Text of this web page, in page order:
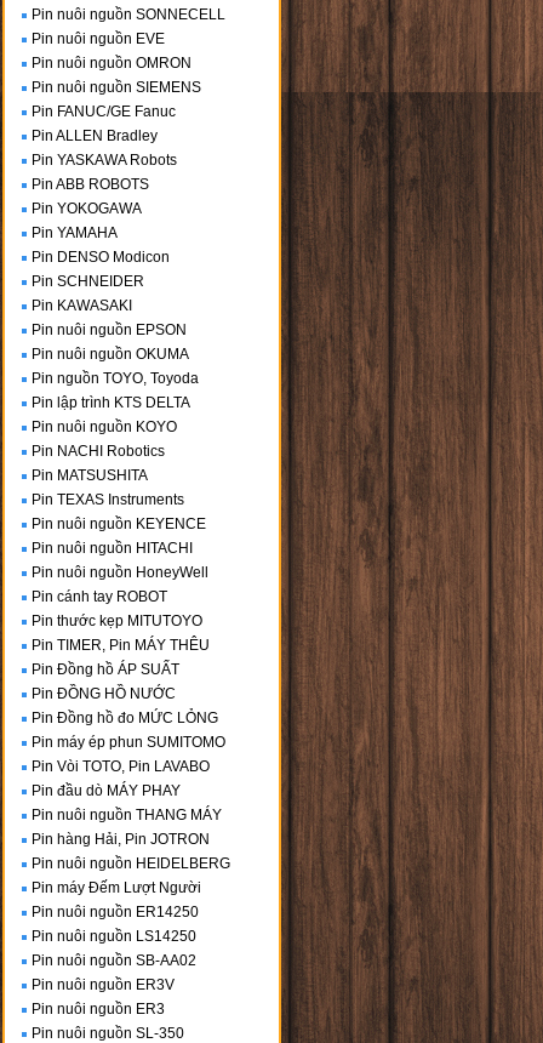
Pin nuôi nguồn SONNECELL
Pin nuôi nguồn EVE
Pin nuôi nguồn OMRON
Pin nuôi nguồn SIEMENS
Pin FANUC/GE Fanuc
Pin ALLEN Bradley
Pin YASKAWA Robots
Pin ABB ROBOTS
Pin YOKOGAWA
Pin YAMAHA
Pin DENSO Modicon
Pin SCHNEIDER
Pin KAWASAKI
Pin nuôi nguồn EPSON
Pin nuôi nguồn OKUMA
Pin nguồn TOYO, Toyoda
Pin lập trình KTS DELTA
Pin nuôi nguồn KOYO
Pin NACHI Robotics
Pin MATSUSHITA
Pin TEXAS Instruments
Pin nuôi nguồn KEYENCE
Pin nuôi nguồn HITACHI
Pin nuôi nguồn HoneyWell
Pin cánh tay ROBOT
Pin thước kẹp MITUTOYO
Pin TIMER, Pin MÁY THÊU
Pin Đồng hồ ÁP SUẤT
Pin ĐỒNG HỒ NƯỚC
Pin Đồng hồ đo MỨC LỎNG
Pin máy ép phun SUMITOMO
Pin Vòi TOTO, Pin LAVABO
Pin đầu dò MÁY PHAY
Pin nuôi nguồn THANG MÁY
Pin hàng Hải, Pin JOTRON
Pin nuôi nguồn HEIDELBERG
Pin máy Đếm Lượt Người
Pin nuôi nguồn ER14250
Pin nuôi nguồn LS14250
Pin nuôi nguồn SB-AA02
Pin nuôi nguồn ER3V
Pin nuôi nguồn ER3
Pin nuôi nguồn SL-350